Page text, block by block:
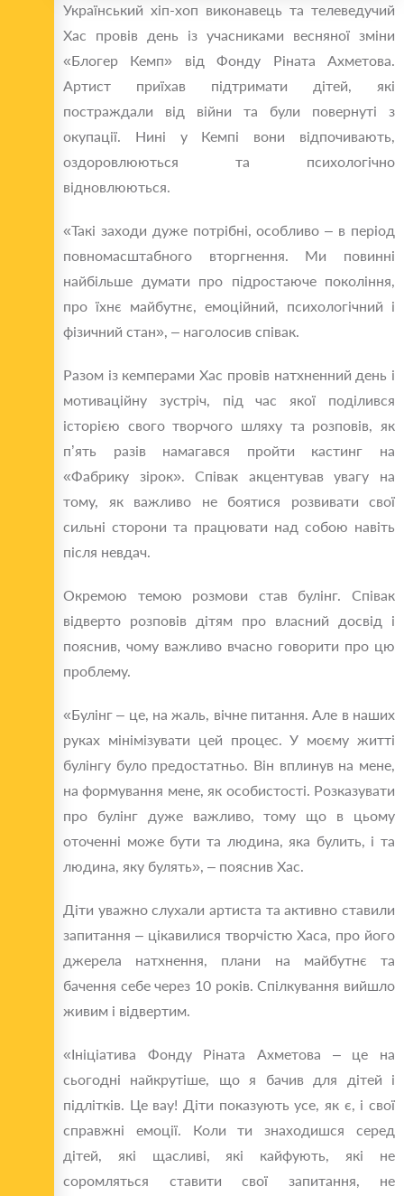
Український хіп-хоп виконавець та телеведучий
Хас провів день із учасниками весняної зміни
«Блогер Кемп» від Фонду Ріната Ахметова.
Артист приїхав підтримати дітей, які
постраждали від війни та були повернуті з
окупації. Нині у Кемпі вони відпочивають,
оздоровлюються та психологічно
відновлюються.
«Такі заходи дуже потрібні, особливо – в період
повномасштабного вторгнення. Ми повинні
найбільше думати про підростаюче покоління,
про їхнє майбутнє, емоційний, психологічний і
фізичний стан», – наголосив співак.
Разом із кемперами Хас провів натхненний день і
мотиваційну зустріч, під час якої поділився
історією свого творчого шляху та розповів, як
п’ять разів намагався пройти кастинг на
«Фабрику зірок». Співак акцентував увагу на
тому, як важливо не боятися розвивати свої
сильні сторони та працювати над собою навіть
після невдач.
Окремою темою розмови став булінг. Співак
відверто розповів дітям про власний досвід і
пояснив, чому важливо вчасно говорити про цю
проблему.
«Булінг – це, на жаль, вічне питання. Але в наших
руках мінімізувати цей процес. У моєму житті
булінгу було предостатньо. Він вплинув на мене,
на формування мене, як особистості. Розказувати
про булінг дуже важливо, тому що в цьому
оточенні може бути та людина, яка булить, і та
людина, яку булять», – пояснив Хас.
Діти уважно слухали артиста та активно ставили
запитання – цікавилися творчістю Хаса, про його
джерела натхнення, плани на майбутнє та
бачення себе через 10 років. Спілкування вийшло
живим і відвертим.
«Ініціатива Фонду Ріната Ахметова – це на
сьогодні найкрутіше, що я бачив для дітей і
підлітків. Це вау! Діти показують усе, як є, і свої
справжні емоції. Коли ти знаходишся серед
дітей, які щасливі, які кайфують, які не
соромляться ставити свої запитання, не